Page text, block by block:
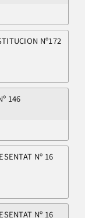
Nº172
146
Nº 16
Nº 16